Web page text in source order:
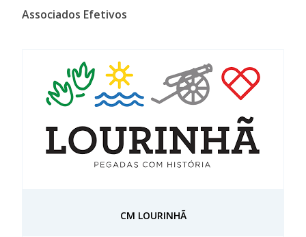
Associados Efetivos
CM LOURINHÃ